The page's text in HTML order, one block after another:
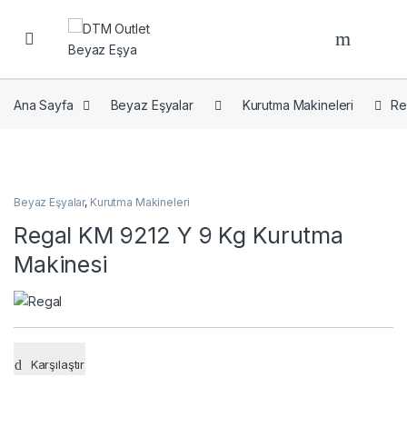
Open
Ana Sayfa Beyaz Eşyalar Kurutma Makineleri
Beyaz Eşyalar, Kurutma Makineleri
Regal KM 9212 Y 9 Kg Kurutma
Makinesi
Karşılaştır